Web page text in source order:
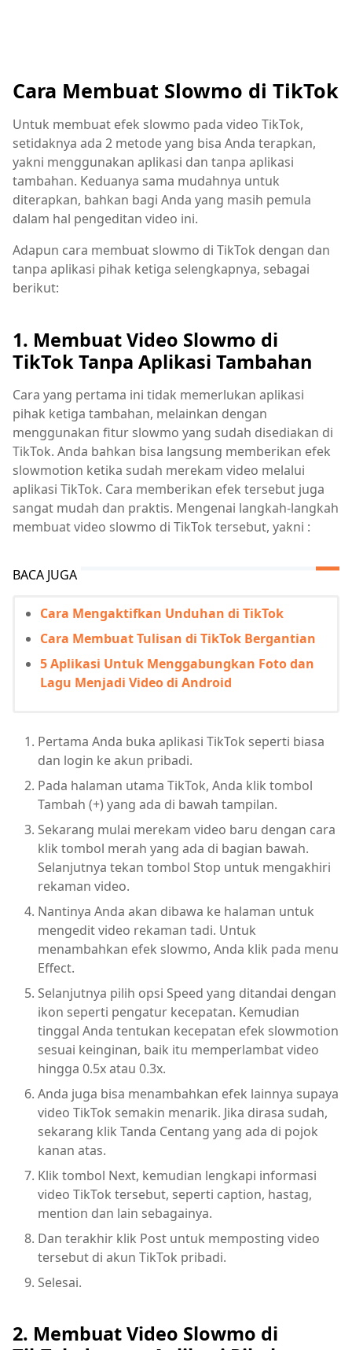
Cara Membuat Slowmo di TikTok
Untuk membuat efek slowmo pada video TikTok,
setidaknya ada 2 metode yang bisa Anda terapkan,
yakni menggunakan aplikasi dan tanpa aplikasi
tambahan. Keduanya sama mudahnya untuk
diterapkan, bahkan bagi Anda yang masih pemula
dalam hal pengeditan video ini.
Adapun cara membuat slowmo di TikTok dengan dan
tanpa aplikasi pihak ketiga selengkapnya, sebagai
berikut:
1. Membuat Video Slowmo di
TikTok Tanpa Aplikasi Tambahan
Cara yang pertama ini tidak memerlukan aplikasi
pihak ketiga tambahan, melainkan dengan
menggunakan fitur slowmo yang sudah disediakan di
TikTok. Anda bahkan bisa langsung memberikan efek
slowmotion ketika sudah merekam video melalui
aplikasi TikTok. Cara memberikan efek tersebut juga
sangat mudah dan praktis. Mengenai langkah-langkah
membuat video slowmo di TikTok tersebut, yakni :
BACA JUGA
Cara Mengaktifkan Unduhan di TikTok
Cara Membuat Tulisan di TikTok Bergantian
5 Aplikasi Untuk Menggabungkan Foto dan
Lagu Menjadi Video di Android
Pertama Anda buka aplikasi TikTok seperti biasa
dan login ke akun pribadi.
Pada halaman utama TikTok, Anda klik tombol
Tambah (+) yang ada di bawah tampilan.
Sekarang mulai merekam video baru dengan cara
klik tombol merah yang ada di bagian bawah.
Selanjutnya tekan tombol Stop untuk mengakhiri
rekaman video.
Nantinya Anda akan dibawa ke halaman untuk
mengedit video rekaman tadi. Untuk
menambahkan efek slowmo, Anda klik pada menu
Effect.
Selanjutnya pilih opsi Speed yang ditandai dengan
ikon seperti pengatur kecepatan. Kemudian
tinggal Anda tentukan kecepatan efek slowmotion
sesuai keinginan, baik itu memperlambat video
hingga 0.5x atau 0.3x.
Anda juga bisa menambahkan efek lainnya supaya
video TikTok semakin menarik. Jika dirasa sudah,
sekarang klik Tanda Centang yang ada di pojok
kanan atas.
Klik tombol Next, kemudian lengkapi informasi
video TikTok tersebut, seperti caption, hastag,
mention dan lain sebagainya.
Dan terakhir klik Post untuk memposting video
tersebut di akun TikTok pribadi.
Selesai.
2. Membuat Video Slowmo di